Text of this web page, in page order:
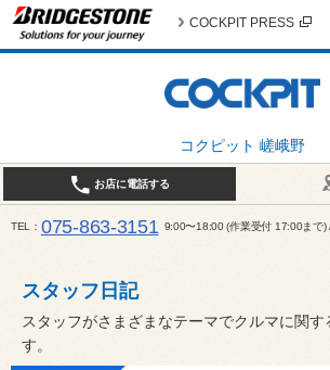
コクピット 嵯峨野
COCKPIT PRESS
お店に電話する
TEL 075-863-3151 9:00〜18:00 (作業受付 17:00まで)
スタッフ日記
スタッフがさまざまなテーマでクルマに関す
す。